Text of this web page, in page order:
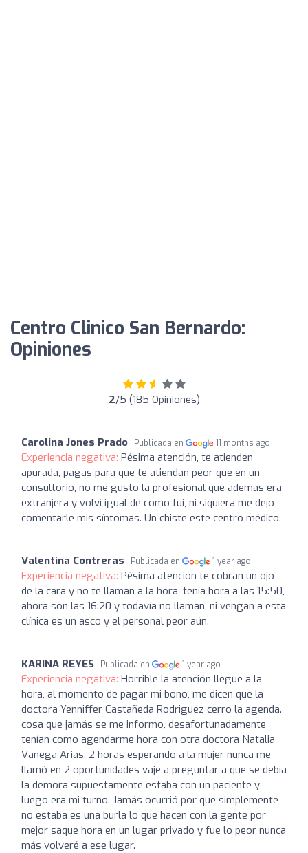
Centro Clinico San Bernardo:
Opiniones
2/5 (185 Opiniones)
Carolina Jones Prado Publicada en 11 months ago
Experiencia negativa: Pésima atención, te atienden
apurada, pagas para que te atiendan peor que en un
consultorio, no me gusto la profesional que además era
extranjera y volví igual de como fui, ni siquiera me dejo
comentarle mis síntomas. Un chiste este centro médico.
Valentina Contreras Publicada en 1 year ago
Experiencia negativa: Pésima atención te cobran un ojo
de la cara y no te llaman a la hora, tenía hora a las 15:50,
ahora son las 16:20 y todavía no llaman, ni vengan a esta
clínica es un asco y el personal peor aún.
KARINA REYES Publicada en 1 year ago
Experiencia negativa: Horrible la atención llegue a la
hora, al momento de pagar mi bono, me dicen que la
doctora Yenniffer Castañeda Rodriguez cerro la agenda.
cosa que jamás se me informo, desafortunadamente
tenían como agendarme hora con otra doctora Natalia
Vanega Arias, 2 horas esperando a la mujer nunca me
llamó en 2 oportunidades vaje a preguntar a que se debía
la demora supuestamente estaba con un paciente y
luego era mi turno. Jamás ocurrió por que simplemente
no estaba es una burla lo que hacen con la gente por
mejor saque hora en un lugar privado y fue lo peor nunca
más volveré a ese lugar.